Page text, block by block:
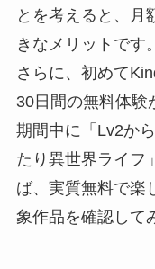
とを考えると、月
きなメリットです。
さらに、初めて
30日間の無料体験
期間中に「Lv2か
たり異世界ライフ
ば、実質無料で楽
象作品を確認して